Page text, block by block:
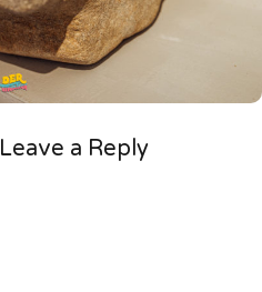
Leave a Reply